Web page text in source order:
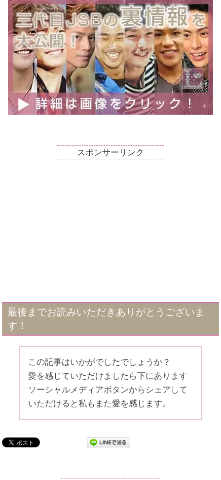
スポンサーリンク
最後までお読みいただきありがとうございま
す！
この記事はいかがでしたでしょうか？
愛を感じていただけましたら下にあります
ソーシャルメディアボタンからシェアして
いただけると私もまた愛を感じます。